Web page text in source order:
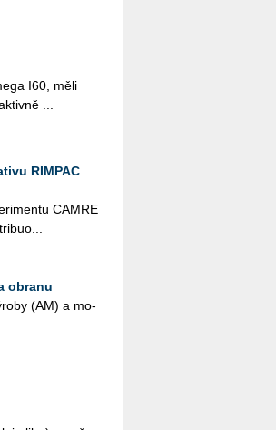
I60, měli
...
RIMPAC
CAMRE
obranu
(AM) a mo­